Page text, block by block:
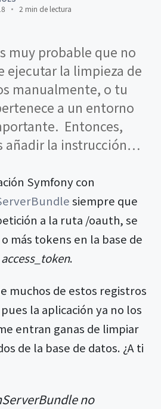
2 min de lectura
muy probable que no
ejecutar la limpieza de
manualmente, o tu
a un entorno
Entonces,
añadir la instrucción…
Symfony con
siempre que
a la ruta /oauth, se
más tokens en la base de
access_token.
muchos de estos registros
la aplicación ya no los
entran ganas de limpiar
de la base de datos. ¿A ti